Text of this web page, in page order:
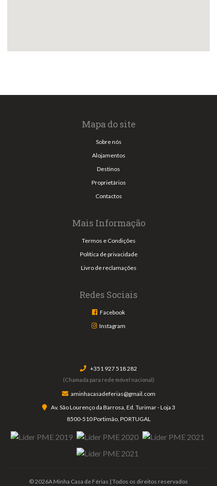
Mapa do site
Sobre nós
Alojamentos
Destinos
Proprietários
Contactos
Mais Informação
Termos e Condições
Política de privacidade
Livro de reclamações
Redes Sociais
Facebook
Instagram
+351 927 518 282
(Chamada para rede móvel nacional)
aminhacasadeferias@gmail.com
Av. São Lourenço da Barrosa, Ed. Turimar - Loja 3
8500-510 Portimão, PORTUGAL
© 2026A Minha Casa de Férias | Todos os direitos reservados